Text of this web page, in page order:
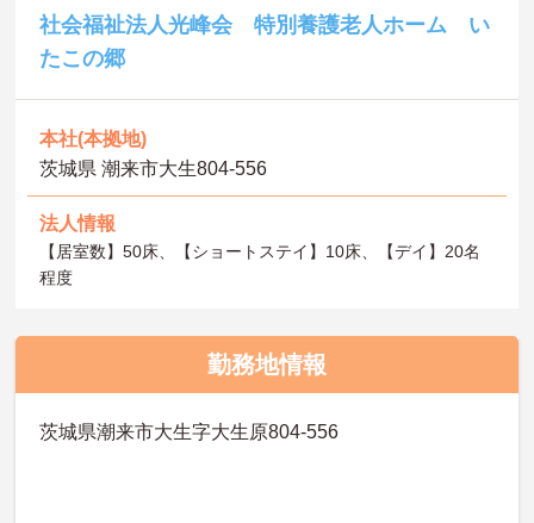
社会福祉法人光峰会 特別養護老人ホーム い
たこの郷
本社(本拠地)
茨城県 潮来市大生804-556
法人情報
【居室数】50床、【ショートステイ】10床、【デイ】20名
程度
勤務地情報
茨城県潮来市大生字大生原804-556